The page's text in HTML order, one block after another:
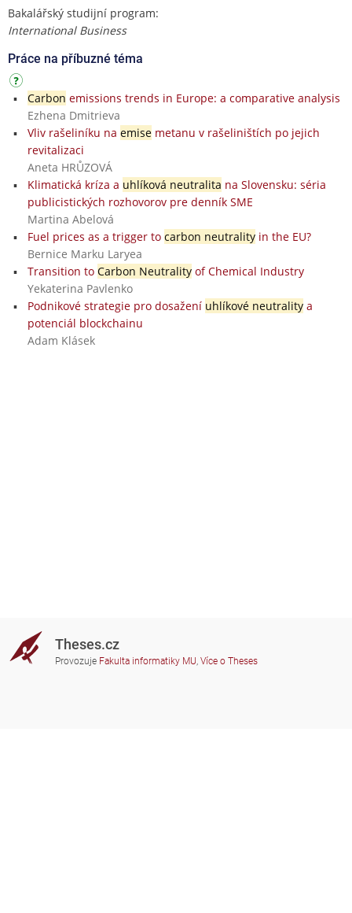
Bakalářský studijní program:
International Business
Práce na příbuzné téma
Carbon emissions trends in Europe: a comparative analysis
Ezhena Dmitrieva
Vliv rašeliníku na emisemetanu v rašeliništích po jejich
revitalizaci
Aneta HRŮZOVÁ
Klimatická kríza a uhlíková neutralita na Slovensku: séria
publicistických rozhovorov pre denník SME
Martina Abelová
Fuel prices as a trigger to carbon neutralityin the EU?
Bernice Marku Laryea
Transition to Carbon Neutralityof Chemical Industry
Yekaterina Pavlenko
Podnikové strategie pro dosažení uhlíkové neutralitya
potenciál blockchainu
Adam Klásek
Theses.cz
Provozuje Fakulta informatiky MU, Více o Theses